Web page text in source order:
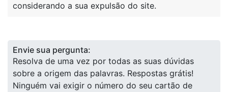
considerando a sua expulsão do site.
Envie sua pergunta:
Resolva de uma vez por todas as suas dúvidas
sobre a origem das palavras. Respostas grátis!
Ninguém vai exigir o número do seu cartão de